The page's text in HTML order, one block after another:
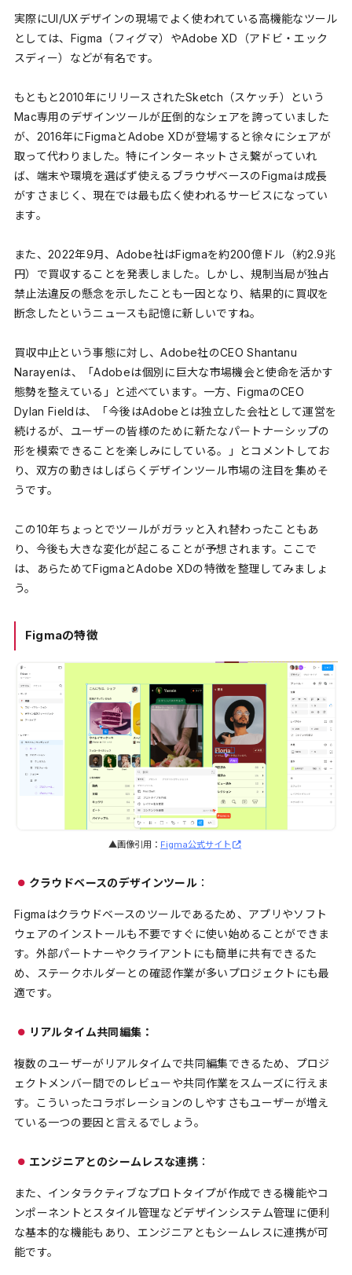
実際にUI/UXデザインの現場でよく使われている高機能なツール
としては、Figma（フィグマ）やAdobe XD（アドビ・エック
スディー）などが有名です。
もともと2010年にリリースされたSketch（スケッチ）という
Mac専用のデザインツールが圧倒的なシェアを誇っていました
が、2016年にFigmaとAdobe XDが登場すると徐々にシェアが
取って代わりました。特にインターネットさえ繋がっていれ
ば、端末や環境を選ばず使えるブラウザベースのFigmaは成長
がすさまじく、現在では最も広く使われるサービスになってい
ます。
また、2022年9月、Adobe社はFigmaを約200億ドル（約2.9兆
円）で買収することを発表しました。しかし、規制当局が独占
禁止法違反の懸念を示したことも一因となり、結果的に買収を
断念したというニュースも記憶に新しいですね。
買収中止という事態に対し、Adobe社のCEO Shantanu
Narayenは、「Adobeは個別に巨大な市場機会と使命を活かす
態勢を整えている」と述べています。一方、FigmaのCEO
Dylan Fieldは、「今後はAdobeとは独立した会社として運営を
続けるが、ユーザーの皆様のために新たなパートナーシップの
形を模索できることを楽しみにしている。」とコメントしてお
り、双方の動きはしばらくデザインツール市場の注目を集めそ
うです。
この10年ちょっとでツールがガラッと入れ替わったこともあ
り、今後も大きな変化が起こることが予想されます。ここで
は、あらためてFigmaとAdobe XDの特徴を整理してみましょ
う。
Figmaの特徴
▲画像引用： Figma公式サイト
クラウドベースのデザインツール ：
Figmaはクラウドベースのツールであるため、アプリやソフト
ウェアのインストールも不要ですぐに使い始めることができま
す。外部パートナーやクライアントにも簡単に共有できるた
め、ステークホルダーとの確認作業が多いプロジェクトにも最
適です。
リアルタイム共同編集：
複数のユーザーがリアルタイムで共同編集できるため、プロジ
ェクトメンバー間でのレビューや共同作業をスムーズに行えま
す。こういったコラボレーションのしやすさもユーザーが増え
ている一つの要因と言えるでしょう。
エンジニアとのシームレスな連携 ：
また、インタラクティブなプロトタイプが作成できる機能やコ
ンポーネントとスタイル管理などデザインシステム管理に便利
な基本的な機能もあり、エンジニアともシームレスに連携が可
能です。